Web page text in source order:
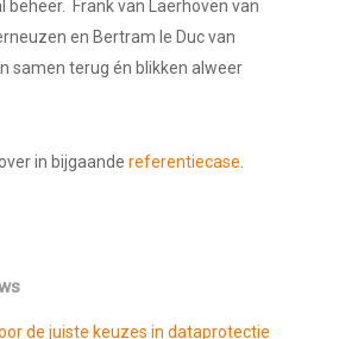
beheer. Frank van Laerhoven van
en Bertram le Duc van
samen terug én blikken alweer
in bijgaande referentiecase
de juiste keuzes in dataprotectie